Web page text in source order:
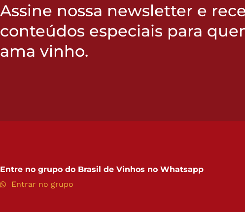
Assine nossa newsletter e
conteúdos especiais para
ama vinho.
Entre no grupo do Brasil de Vinhos no Whatsapp
Entrar no grupo